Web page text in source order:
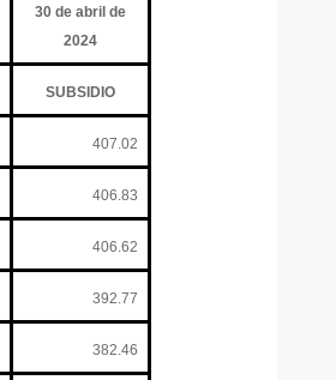
30 de abril de
2024
SUBSIDIO
407.02
406.83
406.62
392.77
382.46